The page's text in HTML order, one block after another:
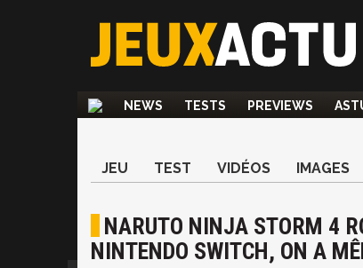
NEWS TESTS PREVIEWS
JEU TEST VIDÉOS IMAGES
NARUTO NINJA STORM 4
NINTENDO SWITCH, ON A